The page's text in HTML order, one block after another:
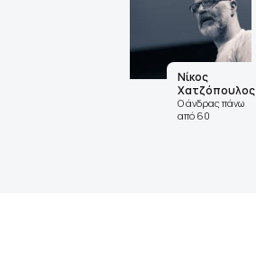
Νίκος
Χατζόπουλος
Ο άνδρας πάνω
από 60